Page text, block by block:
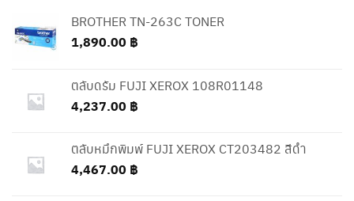
BROTHER TN-263C TONER
1,890.00 ฿
ตลับดรัม FUJI XEROX 108R01148
4,237.00 ฿
ตลับหมึกพิมพ์ FUJI XEROX CT203482 สีดำ
4,467.00 ฿